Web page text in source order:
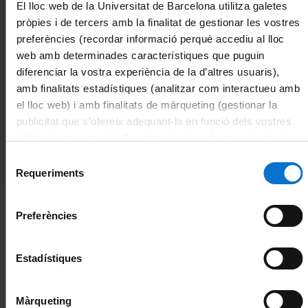
El lloc web de la Universitat de Barcelona utilitza galetes
pròpies i de tercers amb la finalitat de gestionar les vostres
preferències (recordar informació perquè accediu al lloc
web amb determinades característiques que puguin
diferenciar la vostra experiència de la d’altres usuaris),
amb finalitats estadístiques (analitzar com interactueu amb
el lloc web) i amb finalitats de màrqueting (gestionar la
publicitat que s’ofereix adequant-la en funció dels vostres
web de la Universitat de Barcelona
Requeriments
Preferències
Estadístiques
Màrqueting
Observacions:
Per ordinadors particulars pots
descarregar SOPHOS.
La UB no prestarà suport tècnic sobre aquest programari als
ordinadors particulars de l’usuari.
Com puc fer la sol·licitud?:
Si tens algun dubte o consulta sobre SOPHOS o vols que
pots obrir un tiquet:
Instal·lació i configuració d'aplicacions
Web Antivírics
Més informació sobre microCLAUDIA